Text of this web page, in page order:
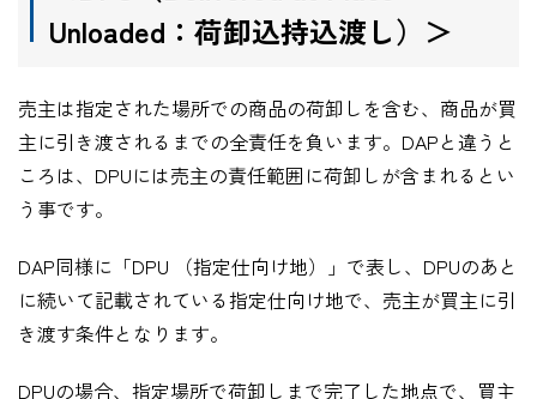
Unloaded ：荷卸込持込渡し）＞
売主は指定された場所での商品の荷卸しを含む、商品が買
主に引き渡されるまでの全責任を負います。 DAPと違うと
ころは、 DPUには売主の責任範囲に荷卸しが含まれるとい
う事です。
DAP同様に「DPU
（指定仕向け地）」で表し、DPUのあと
に続いて記載されている指定仕向け地で、売主が買主に引
き渡す条件となります。
DPUの場合、指定場所で荷卸しまで完了した地点で、買主